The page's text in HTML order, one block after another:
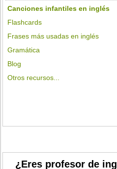
Canciones infantiles en inglés
Flashcards
Frases más usadas en inglés
Gramática
Blog
Otros recursos...
¿Eres profesor de